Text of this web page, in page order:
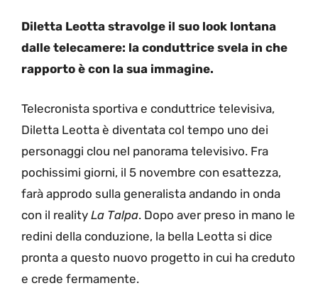
Diletta Leotta stravolge il suo look lontana
dalle telecamere: la conduttrice svela in che
rapporto è con la sua immagine.
Telecronista sportiva e conduttrice televisiva,
Diletta Leotta è diventata col tempo uno dei
personaggi clou nel panorama televisivo. Fra
pochissimi giorni, il 5 novembre con esattezza,
farà approdo sulla generalista andando in onda
con il reality La Talpa. Dopo aver preso in mano le
redini della conduzione, la bella Leotta si dice
pronta a questo nuovo progetto in cui ha creduto
e crede fermamente.